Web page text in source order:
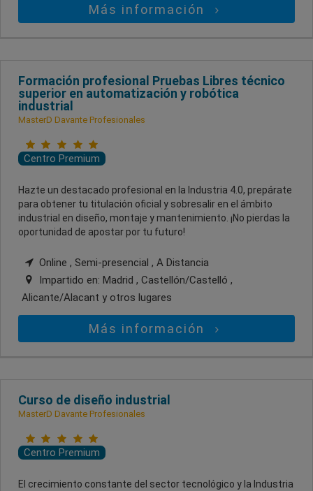
Más información
Formación profesional Pruebas Libres técnico
superior en automatización y robótica
industrial
MasterD Davante Profesionales
Centro Premium
Hazte un destacado profesional en la Industria 4.0, prepárate
para obtener tu titulación oficial y sobresalir en el ámbito
industrial en diseño, montaje y mantenimiento. ¡No pierdas la
oportunidad de apostar por tu futuro!
Online , Semi-presencial , A Distancia
Impartido en: Madrid , Castellón/Castelló ,
Alicante/Alacant y otros lugares
Más información
Curso de diseño industrial
MasterD Davante Profesionales
Centro Premium
El crecimiento constante del sector tecnológico y la Industria